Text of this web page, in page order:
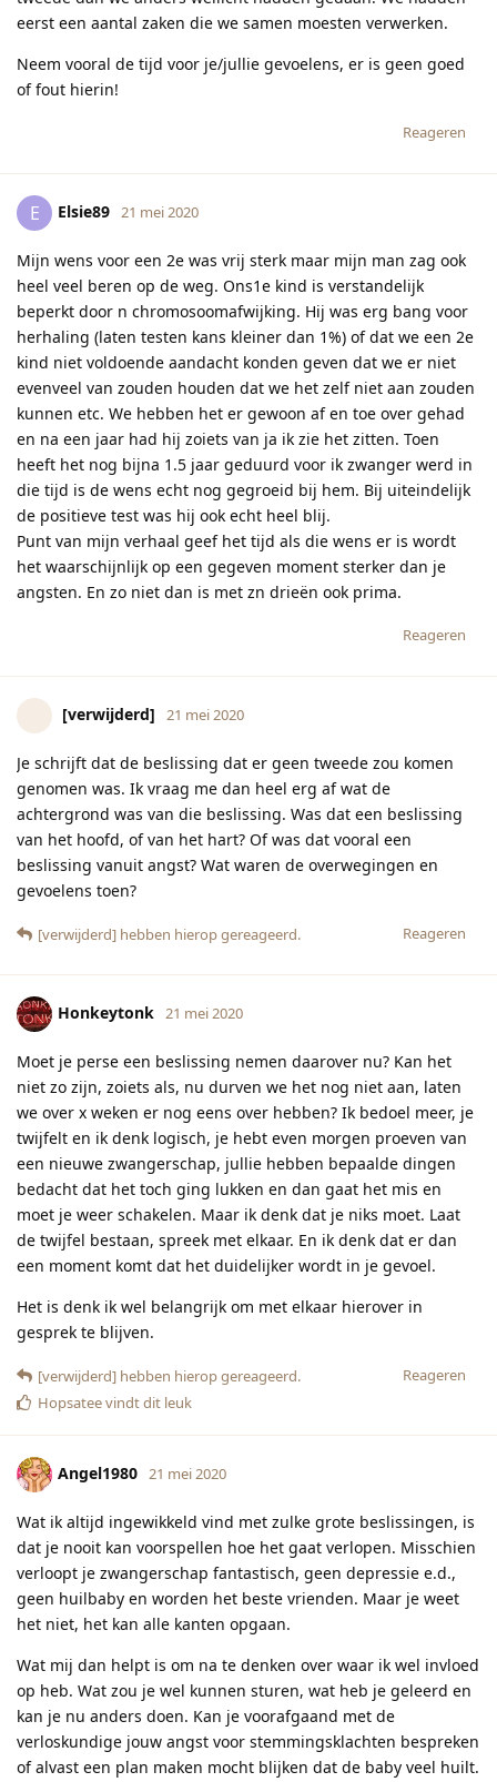
eerst een aantal zaken die we samen moesten verwerken.
Neem vooral de tijd voor je/jullie gevoelens, er is geen goed
of fout hierin!
Reageren
E Elsie89 21 mei 2020
Mijn wens voor een 2e was vrij sterk maar mijn man zag ook
heel veel beren op de weg. Ons1e kind is verstandelijk
beperkt door n chromosoomafwijking. Hij was erg bang voor
herhaling (laten testen kans kleiner dan 1%) of dat we een 2e
kind niet voldoende aandacht konden geven dat we er niet
evenveel van zouden houden dat we het zelf niet aan zouden
kunnen etc. We hebben het er gewoon af en toe over gehad
en na een jaar had hij zoiets van ja ik zie het zitten. Toen
heeft het nog bijna 1.5 jaar geduurd voor ik zwanger werd in
die tijd is de wens echt nog gegroeid bij hem. Bij uiteindelijk
de positieve test was hij ook echt heel blij.
Punt van mijn verhaal geef het tijd als die wens er is wordt
het waarschijnlijk op een gegeven moment sterker dan je
angsten. En zo niet dan is met zn drieën ook prima.
Reageren
[verwijderd] 21 mei 2020
Je schrijft dat de beslissing dat er geen tweede zou komen
genomen was. Ik vraag me dan heel erg af wat de
achtergrond was van die beslissing. Was dat een beslissing
van het hoofd, of van het hart? Of was dat vooral een
beslissing vanuit angst? Wat waren de overwegingen en
gevoelens toen?
Reageren
[verwijderd] hebben hierop gereageerd.
Honkeytonk 21 mei 2020
Moet je perse een beslissing nemen daarover nu? Kan het
niet zo zijn, zoiets als, nu durven we het nog niet aan, laten
we over x weken er nog eens over hebben? Ik bedoel meer, je
twijfelt en ik denk logisch, je hebt even morgen proeven van
een nieuwe zwangerschap, jullie hebben bepaalde dingen
bedacht dat het toch ging lukken en dan gaat het mis en
moet je weer schakelen. Maar ik denk dat je niks moet. Laat
de twijfel bestaan, spreek met elkaar. En ik denk dat er dan
een moment komt dat het duidelijker wordt in je gevoel.
Het is denk ik wel belangrijk om met elkaar hierover in
gesprek te blijven.
Reageren
[verwijderd] hebben hierop gereageerd.
Hopsateevindt dit leuk
Angel1980 21 mei 2020
Wat ik altijd ingewikkeld vind met zulke grote beslissingen, is
dat je nooit kan voorspellen hoe het gaat verlopen. Misschien
verloopt je zwangerschap fantastisch, geen depressie e.d.,
geen huilbaby en worden het beste vrienden. Maar je weet
het niet, het kan alle kanten opgaan.
Wat mij dan helpt is om na te denken over waar ik wel invloed
op heb. Wat zou je wel kunnen sturen, wat heb je geleerd en
kan je nu anders doen. Kan je voorafgaand met de
verloskundige jouw angst voor stemmingsklachten bespreken
of alvast een plan maken mocht blijken dat de baby veel huilt.